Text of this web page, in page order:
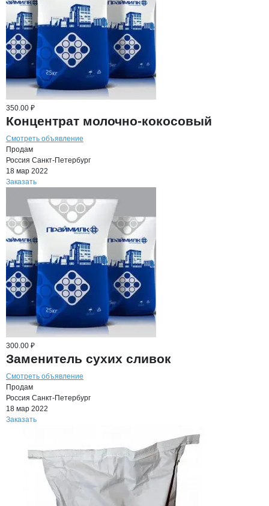
350.00 ₽
Концентрат молочно-кокосовый
Смотреть объявление
Продам
Россия Санкт-Петербург
18 мар 2022
Заказать
300.00 ₽
Заменитель сухих сливок
Смотреть объявление
Продам
Россия Санкт-Петербург
18 мар 2022
Заказать